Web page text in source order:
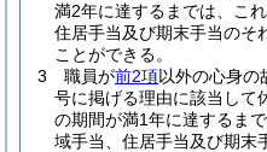
満2年に達するまでは、こ
住居手当及び期末手当のそ
ことができる。
3
職員が前2項以外の心身の
号に掲げる理由に該当して
の期間が満1年に達するま
域手当、住居手当及び期末